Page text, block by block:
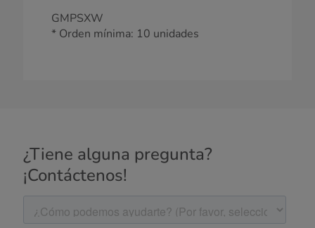
GMPSXW
* Orden mínima: 10 unidades
¿Tiene alguna pregunta?
¡Contáctenos!